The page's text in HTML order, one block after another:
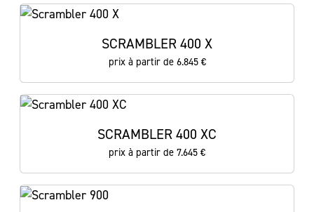
SCRAMBLER 400 X
prix à partir de 6.845 €
SCRAMBLER 400 XC
prix à partir de 7.645 €